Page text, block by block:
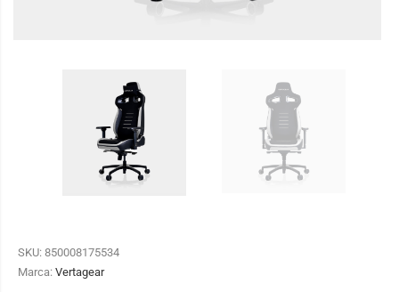
SKU: 850008175534
Marca: Vertagear